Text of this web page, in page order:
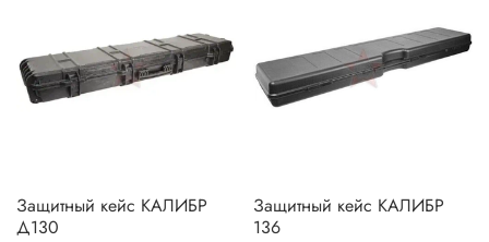
Защитный кейс КАЛИБР
Д130
Защитный кейс КАЛИБР
136